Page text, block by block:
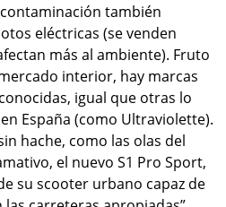
también
eléctricas (se venden
más al ambiente). Fruto
interior, hay marcas
igual que otras lo
España (como Ultraviolette).
hache, como las olas del
el nuevo S1 Pro Sport,
su scooter urbano capaz de